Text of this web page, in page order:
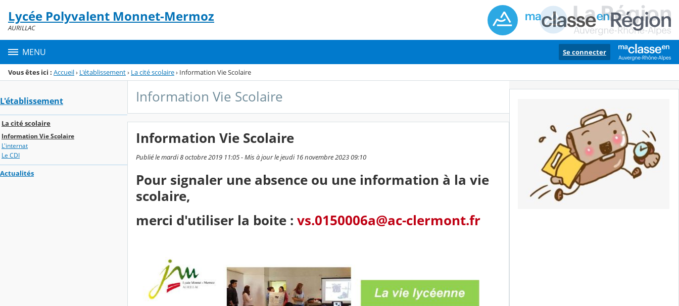
Menu de la rubrique
Contenu
Lycée Polyvalent Monnet-Mermoz
AURILLAC
MENU Se connecter
Vous êtes ici : Accueil› L'établissement› La cité scolaire› Information Vie Scolaire
L'établissement
La cité scolaire
Information Vie Scolaire
L'internat
Le CDI
Actualités
Information Vie Scolaire
Information Vie Scolaire
Publié le mardi 8 octobre 2019 11:05 - Mis à jour le jeudi 16 novembre 2023 09:10
Pour signaler une absence ou une information à la vie
scolaire,
merci d'utiliser la boite : vs.0150006a@ac-clermont.fr